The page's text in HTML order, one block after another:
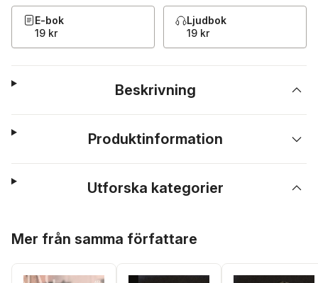
E-bok
19 kr
Ljudbok
19 kr
Beskrivning
Produktinformation
Utforska kategorier
Mer från samma författare